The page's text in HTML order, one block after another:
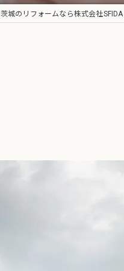
茨城のリフォームなら株式会社SFIDA